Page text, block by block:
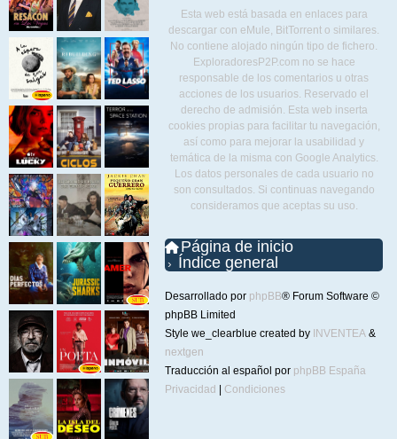
Esta web está basada en enlaces para
descargar con eMule, BitTorrent o similares.
No contiene alojado ningún tipo de fichero.
ExploradoresP2P.com no se hace
responsable de los comentarios u otras
acciones de los usuarios. Reservado el
derecho de admisión. Esta web inserta
cookies propias para facilitar tu navegación,
así como para mejorar la usabilidad y
temática de la misma con Google Analytics.
Los datos personales de cada usuario no
son consultados. Si continuas navegando
consideramos que aceptas su uso.
Página de inicio
Índice general
Desarrollado por phpBB® Forum Software ©
phpBB Limited
Style we_clearblue created by INVENTEA &
nextgen
Traducción al español por phpBB España
Privacidad
Condiciones